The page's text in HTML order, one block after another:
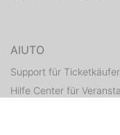
AIUTO
Support für Ticketkäufer
Hilfe Center für